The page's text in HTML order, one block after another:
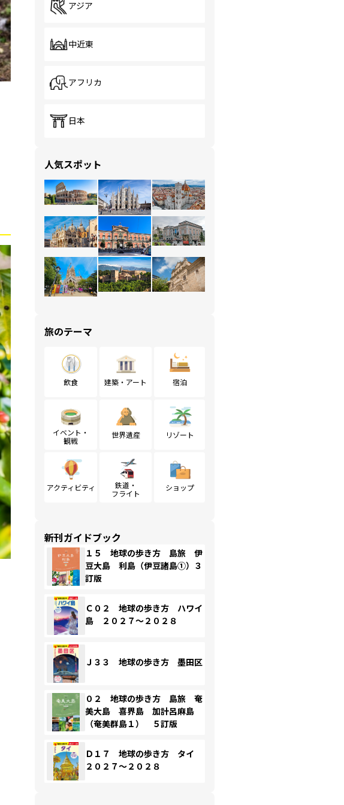
アジア
中近東
アフリカ
日本
人気スポット
旅のテーマ
飲食 建築・アート 宿泊
イベント・
観戦
世界遺産 リゾート
アクティビティ
鉄道・
フライト
ショップ
新刊ガイドブック
１５ 地球の歩き方 島旅 伊
豆大島 利島（伊豆諸島①）３
訂版
Ｃ０２ 地球の歩き方 ハワイ
島 ２０２７～２０２８
Ｊ３３ 地球の歩き方 墨田区
０２ 地球の歩き方 島旅 奄
美大島 喜界島 加計呂麻島
（奄美群島１） ５訂版
Ｄ１７ 地球の歩き方 タイ
２０２７～２０２８